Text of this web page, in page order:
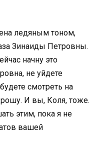
ледяным тоном,
Зинаиды Петровны.
начну это
не уйдете
смотреть на
И вы, Коля, тоже.
этим, пока я не
вашей